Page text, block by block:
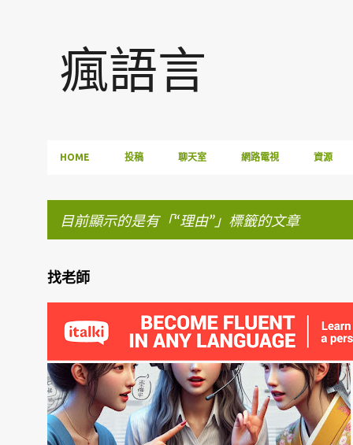
瘋語言
HOME 投稿 聊天室 網路電視 資源
目前顯示的是有「 理由 」標籤的文章
發
文
章
找老師
方法 社會 故事 國際 理由